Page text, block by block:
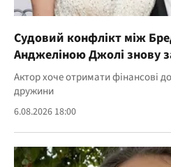
Судовий конфлікт між
Анджеліною Джолі знову
Актор хоче отримати фінансові
дружини
6.08.2026 18:00